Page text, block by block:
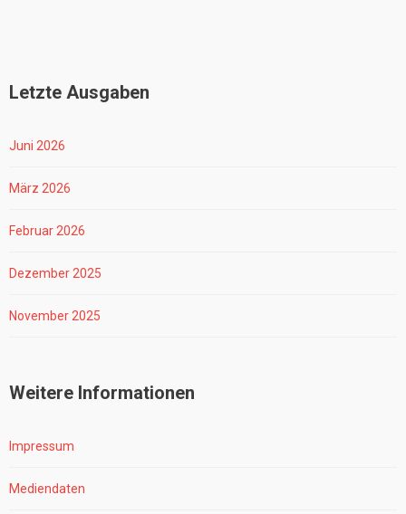
Letzte Ausgaben
Juni 2026
März 2026
Februar 2026
Dezember 2025
November 2025
Weitere Informationen
Impressum
Mediendaten